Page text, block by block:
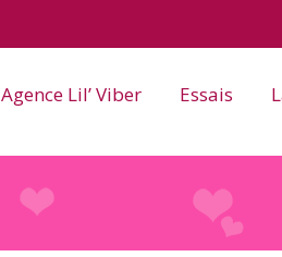
Agence Lil’ Viber Essais